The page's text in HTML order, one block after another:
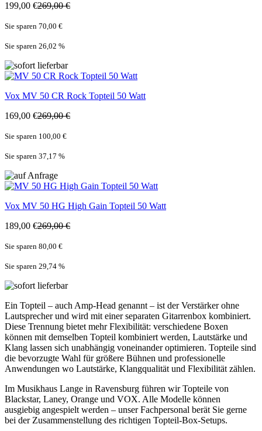
199,00 €269,00 €
Sie sparen 70,00 €
Sie sparen 26,02 %
Vox MV 50 CR Rock Topteil 50 Watt
169,00 €269,00 €
Sie sparen 100,00 €
Sie sparen 37,17 %
Vox MV 50 HG High Gain Topteil 50 Watt
189,00 €269,00 €
Sie sparen 80,00 €
Sie sparen 29,74 %
Ein Topteil – auch Amp-Head genannt – ist der Verstärker ohne
Lautsprecher und wird mit einer separaten Gitarrenbox kombiniert.
Diese Trennung bietet mehr Flexibilität: verschiedene Boxen
können mit demselben Topteil kombiniert werden, Lautstärke und
Klang lassen sich unabhängig voneinander optimieren. Topteile sind
die bevorzugte Wahl für größere Bühnen und professionelle
Anwendungen wo Lautstärke, Klangqualität und Flexibilität zählen.
Im Musikhaus Lange in Ravensburg führen wir Topteile von
Blackstar, Laney, Orange und VOX. Alle Modelle können
ausgiebig angespielt werden – unser Fachpersonal berät Sie gerne
bei der Zusammenstellung des richtigen Topteil-Box-Setups.